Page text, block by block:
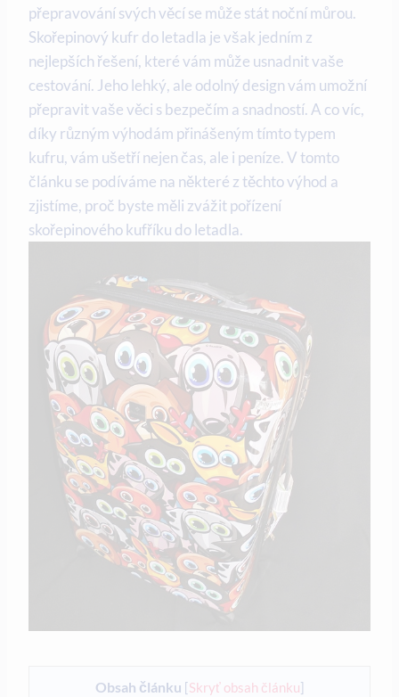
přepravování svých věcí se může stát noční můrou.
Skořepinový kufr do letadla je však jedním z
nejlepších řešení, které vám může usnadnit vaše
cestování. Jeho lehký, ale odolný design vám umožní
přepravit vaše věci s bezpečím a snadností. A co víc,
díky různým výhodám přinášeným tímto typem
kufru, vám ušetří nejen čas, ale i peníze. V tomto
článku se podíváme na některé z těchto výhod a
zjistíme, proč byste měli zvážit pořízení
skořepinového kufříku do letadla.
Obsah článku [Skryť obsah článku]